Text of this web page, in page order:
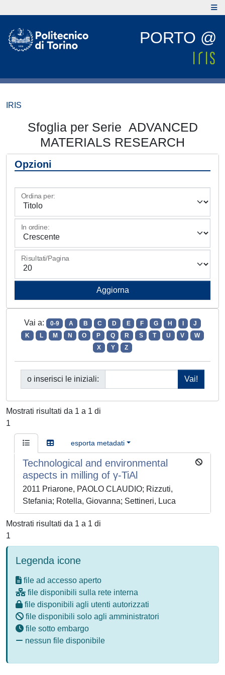
PORTO @
IRIS
Sfoglia per Serie ADVANCED
MATERIALS RESEARCH
Opzioni
Ordina per:
In ordine:
Risultati/Pagina
Vai a: 0-9 A B C D E F G H
J
K
L M N O P Q R S T U V
W
X
Y Z
o inserisci le iniziali:
Mostrati risultati da 1 a 1 di
1
esporta metadati
Technological and environmental
aspects in milling of γ-TiAl
2011 Priarone, PAOLO CLAUDIO; Rizzuti,
Stefania; Rotella, Giovanna; Settineri, Luca
Mostrati risultati da 1 a 1 di
1
Legenda icone
file ad accesso aperto
file disponibili sulla rete interna
file disponibili agli utenti autorizzati
file disponibili solo agli amministratori
file sotto embargo
nessun file disponibile